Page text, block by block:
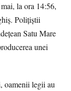
la ora 14:56,
Polițiștii
Satu Mare
unei
oamenii legii au